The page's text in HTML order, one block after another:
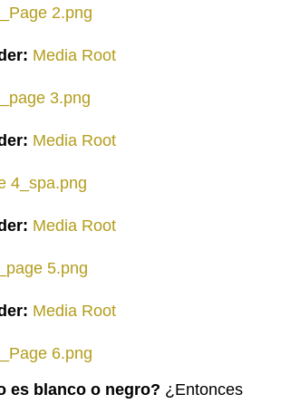
2.png
Media Root
3.png
Media Root
4_spa.png
Media Root
5.png
Media Root
6.png
es blanco o negro? ¿Entonces